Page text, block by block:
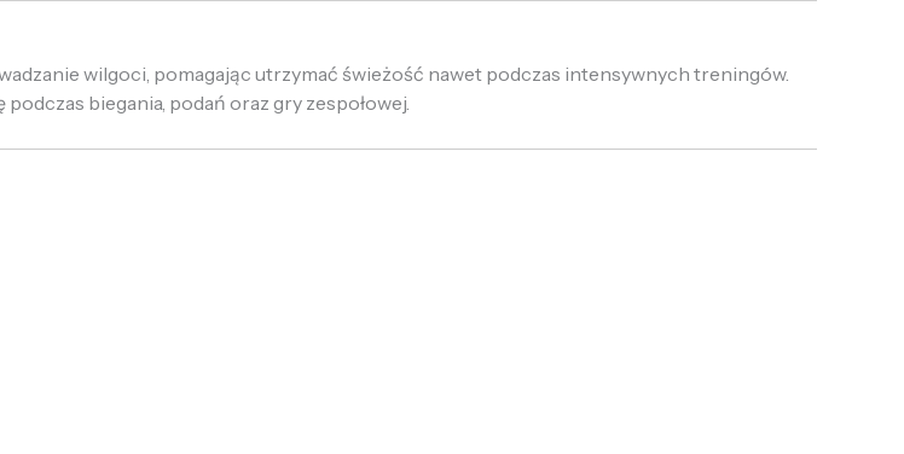
wilgoci, pomagając utrzymać świeżość nawet podczas intensywnych treningów.
biegania, podań oraz gry zespołowej.